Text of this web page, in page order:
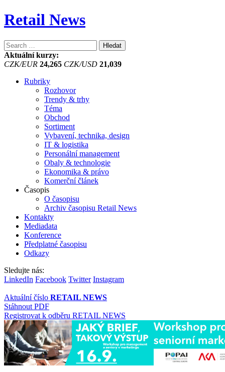
Retail News
Vyhledávání
Aktuální kurzy:
CZK/EUR 24,265 CZK/USD 21,039
Rubriky
Rozhovor
Trendy & trhy
Téma
Obchod
Sortiment
Vybavení, technika, design
IT & logistika
Personální management
Obaly & technologie
Ekonomika & právo
Komerční článek
Časopis
O časopisu
Archiv časopisu Retail News
Kontakty
Mediadata
Konference
Předplatné časopisu
Odkazy
Sledujte nás:
LinkedIn Facebook Twitter Instagram
Aktuální číslo RETAIL NEWS
Stáhnout PDF
Registrovat k odběru RETAIL NEWS